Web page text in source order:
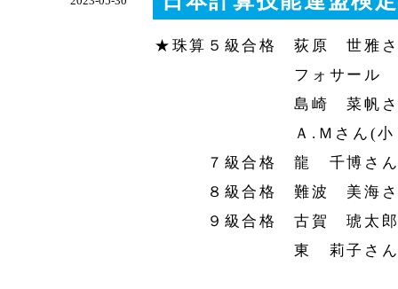
★珠算５級合格 荻原 世雅
フォサール カシ
島崎 菜帆さん(
Ａ.Ｍさん(小
７級合格 龍 千博さん
８級合格 難波 美海さ
９級合格 古賀 琥太郎
東 莉子さん(